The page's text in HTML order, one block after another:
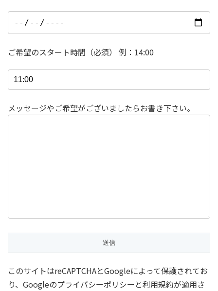
ご希望のスタート時間（必須） 例：14:00
メッセージやご希望がございましたらお書き下さい。
このサイトはreCAPTCHAとGoogleによって保護されてお
り、Googleのプライバシーポリシーと利用規約が適用さ